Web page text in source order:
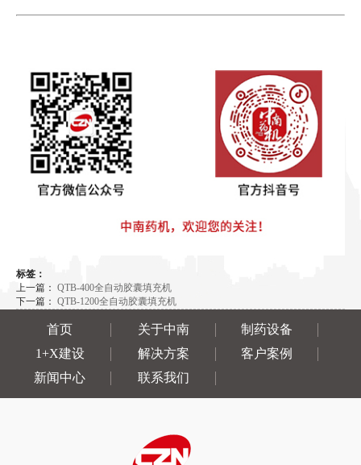
标签：
上一篇： QTB-400全自动胶囊填充机
下一篇： QTB-1200全自动胶囊填充机
首页 关于中南
制药设备
1+X建设
解决方案
客户案例
新闻中心
联系我们